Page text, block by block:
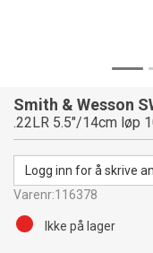
Smith & Wesson
.22LR 5.5"/14cm løp
Logg inn for å skrive
Varenr:116378
Ikke på lager